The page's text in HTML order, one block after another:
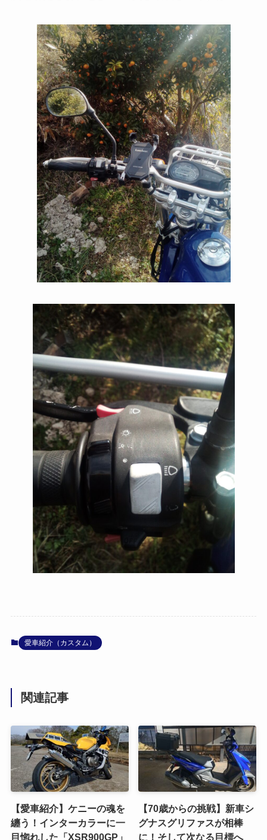
愛車紹介（カスタム）
関連記事
【愛車紹介】ケニーの魂を
纏う！インターカラーに一
目惚れした「XSR900GP」
【70歳からの挑戦】新車シ
グナスグリファスが相棒
に！そして次なる目標へ